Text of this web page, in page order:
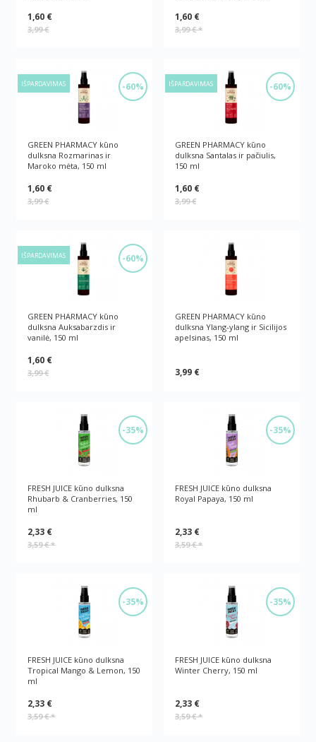
1,60 €
3,99 €
1,60 €
3,99 €*
-60%
IŠPARDAVIMAS
GREEN PHARMACY kūno
dulksna Rozmarinas ir
Maroko mėta, 150 ml
1,60 €
3,99 €
-60%
IŠPARDAVIMAS
GREEN PHARMACY kūno
dulksna Santalas ir pačiulis,
150 ml
1,60 €
3,99 €
-60%
IŠPARDAVIMAS
GREEN PHARMACY kūno
dulksna Auksabarzdis ir
vanilė, 150 ml
1,60 €
3,99 €
GREEN PHARMACY kūno
dulksna Ylang-ylang ir Sicilijos
apelsinas, 150 ml
3,99 €
-35%
FRESH JUICE kūno dulksna
Rhubarb & Cranberries, 150
ml
2,33 €
3,59 €*
-35%
FRESH JUICE kūno dulksna
Royal Papaya, 150 ml
2,33 €
3,59 €*
-35%
FRESH JUICE kūno dulksna
Tropical Mango & Lemon, 150
ml
2,33 €
3,59 €*
-35%
FRESH JUICE kūno dulksna
Winter Cherry, 150 ml
2,33 €
3,59 €*